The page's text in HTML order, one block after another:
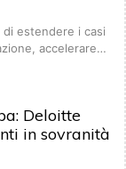
estendere i casi
accelerare…
Deloitte
in sovranità